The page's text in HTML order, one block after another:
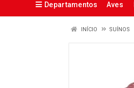
Departamentos Aves
INÍCIO SUÍNOS